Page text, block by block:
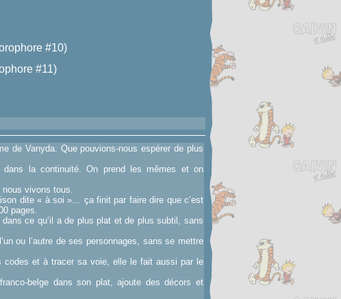
#10)
#11)
de Vanyda. Que pouvions-nous espérer de plus
la continuité. On prend les mêmes et on
nous vivons tous.
dite « à soi »… ça finit par faire dire que c’est
pages.
ce qu’il a de plus plat et de plus subtil, sans
ou l’autre de ses personnages, sans se mettre
codes et à tracer sa voie, elle le fait aussi par le
belge dans son plat, ajoute des décors et